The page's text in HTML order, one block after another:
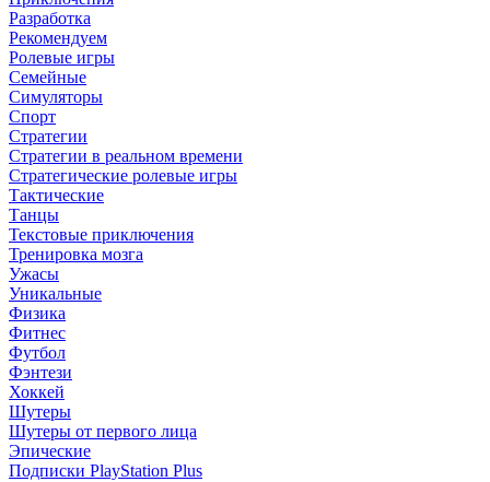
Разработка
Рекомендуем
Ролевые игры
Семейные
Симуляторы
Спорт
Стратегии
Стратегии в реальном времени
Стратегические ролевые игры
Тактические
Танцы
Текстовые приключения
Тренировка мозга
Ужасы
Уникальные
Физика
Фитнес
Футбол
Фэнтези
Хоккей
Шутеры
Шутеры от первого лица
Эпические
Подписки PlayStation Plus